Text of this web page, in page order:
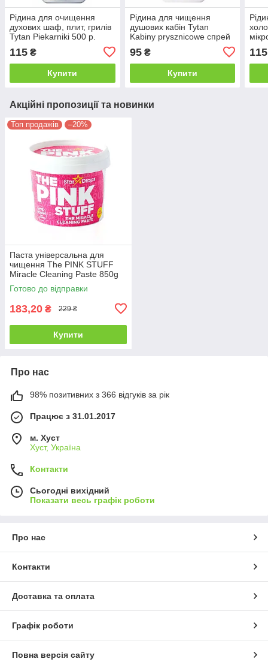
Рідина для очищення
духових шаф, плит, грилів
Tytan Piekarniki 500 р.
115 ₴
Купити
Рідина для чищення
душових кабін Tytan
Kabiny prysznicowe спрей
95₴
Купити
115
Акційні пропозиції та новинки
Топ продажів –20%
Паста універсальна для
чищення The PINK STUFF
Miracle Cleaning Paste 850g
Готово до відправки
183,20 ₴ 229 ₴
Купити
Про нас
98% позитивних з 366 відгуків за рік
Працює з 31.01.2017
м. Хуст
Хуст, Україна
Контакти
Сьогодні вихідний
Показати весь графік роботи
Про нас
Контакти
Доставка та оплата
Графік роботи
Повна версія сайту